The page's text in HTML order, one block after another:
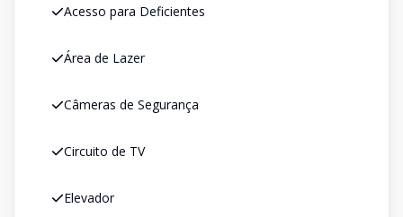
Acesso para Deficientes
Área de Lazer
Câmeras de Segurança
Circuito de TV
Elevador